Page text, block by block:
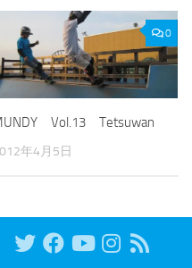
0
Vol.13 Tetsuwan
年4月5日